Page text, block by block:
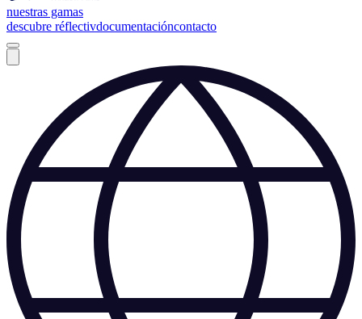
nuestras gamas
descubre réflectivdocumentacióncontacto